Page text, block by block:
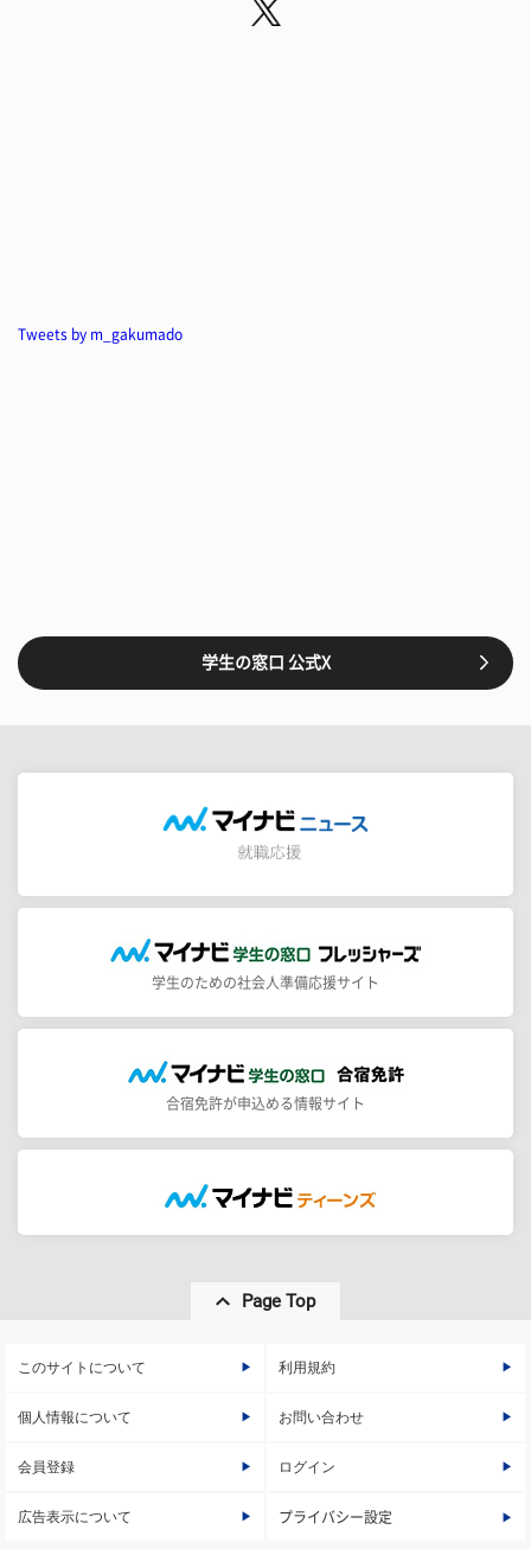
Tweets by m_gakumado
学生の窓口 公式X
学生のための社会人準備応援サイト
合宿免許が申込める情報サイト
Page Top
このサイトについて 利用規約
個人情報について お問い合わせ
会員登録 ログイン
広告表示について プライバシー設定